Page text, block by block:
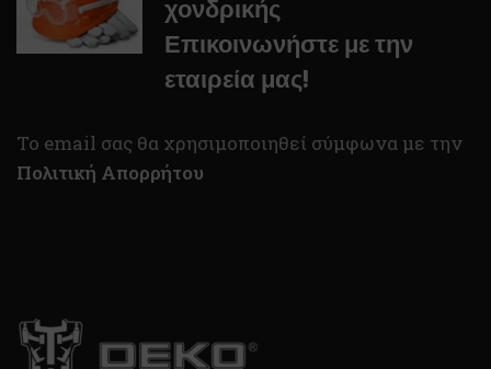
Επικοινωνήστε με την
εταιρεία μας!
To email σας θα χρησιμοποιηθεί σύμφωνα με την
Πολιτική Απορρήτου